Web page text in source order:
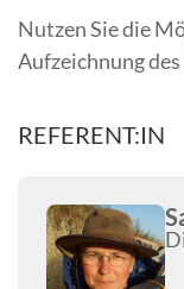
Nutzen Sie die
Aufzeichnung
REFERENT:IN